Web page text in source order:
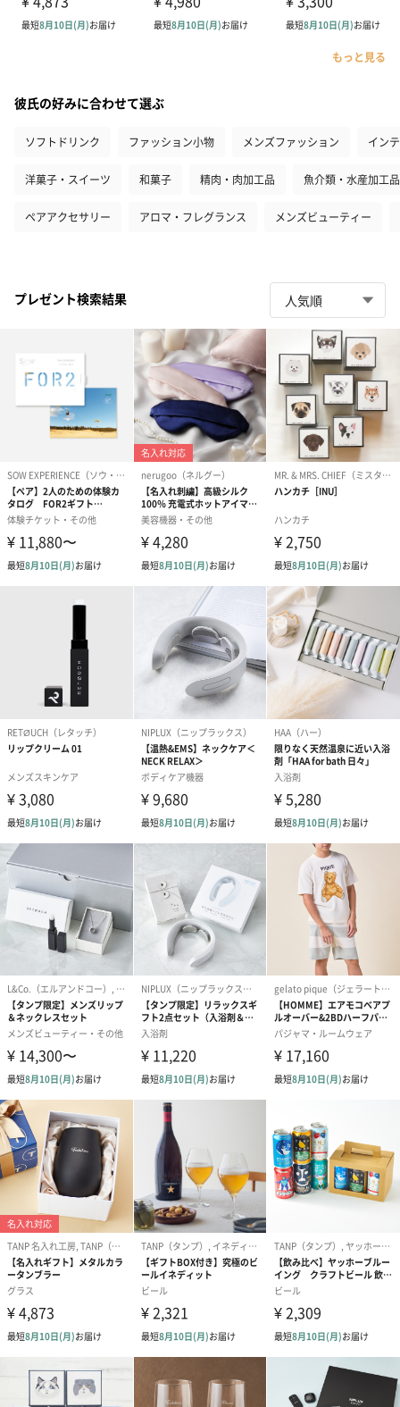
もっと見る
彼氏の好みに合わせて選ぶ
ソフトドリンク ファッション小物 メンズファッション イン
洋菓子・スイーツ 和菓子 精肉・肉加工品 魚介類・水産加工品
ペアアクセサリー アロマ・フレグランス メンズビューティー
プレゼント検索結果